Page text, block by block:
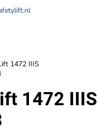
1472 IIIS
1472 IIIS